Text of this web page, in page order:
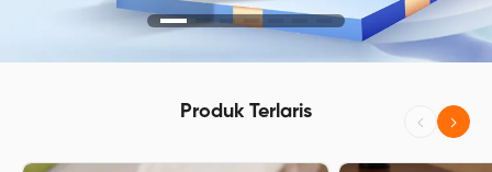
Produk Terlaris